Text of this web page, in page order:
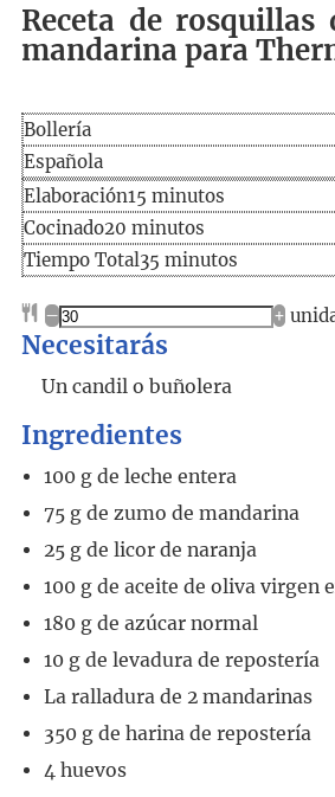
Receta de rosquillas
mandarina para
Bollería
Española
Elaboración
Elaboración15minutos
minutos
Cocinado
Cocinado20minutos
minutos
Tiempo
Tiempo Total35minutos
minutos
– +
Necesitarás
Un candil o buñolera
Ingredientes
100 g de leche entera
75 g de zumo de mandarina
25 g de licor de naranja
100 g de aceite de oliva virgen
180 g de azúcar normal
10 g de levadura de repostería
La ralladura de 2 mandarinas
350 g de harina de repostería
4 huevos